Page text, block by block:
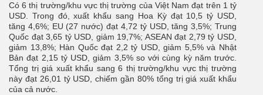
Có 6 thị trường/khu vực thị trường của Việt Nam đạt trên 1 tỷ
USD. Trong đó, xuất khẩu sang Hoa Kỳ đạt 10,5 tỷ USD,
tăng 4,6%; EU (27 nước) đạt 4,72 tỷ USD, tăng 3,5%; Trung
Quốc đạt 3,65 tỷ USD, giảm 19,7%; ASEAN đạt 2,79 tỷ USD,
giảm 13,8%; Hàn Quốc đạt 2,2 tỷ USD, giảm 5,5% và Nhật
Bản đạt 2,15 tỷ USD, giảm 3,5% so với cùng kỳ năm trước.
Tổng trị giá xuất khẩu sang 6 thị trường/khu vực thị trường
này đạt 26,01 tỷ USD, chiếm gần 80% tổng trị giá xuất khẩu
của cả nước.